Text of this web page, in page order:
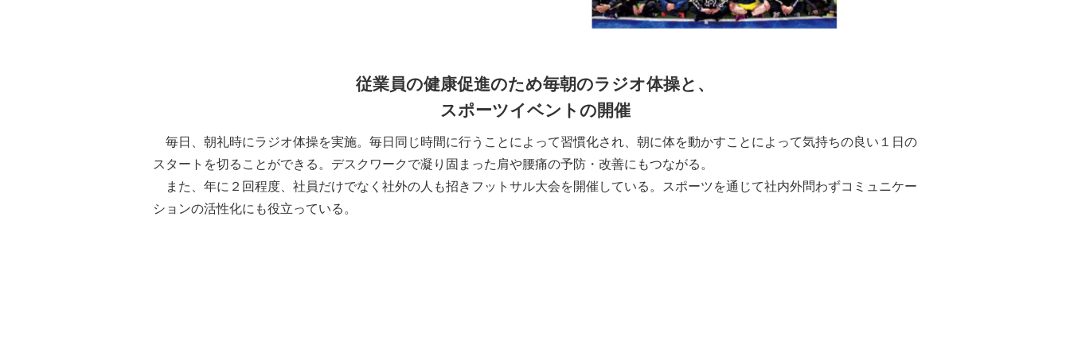
従業員の健康促進のため毎朝のラジオ体操と、
スポーツイベントの開催
毎日、朝礼時にラジオ体操を実施。毎日同じ時間に行うことによって習慣化され、朝に体を動かすことによって気持ちの良い１日の
スタートを切ることができる。デスクワークで凝り固まった肩や腰痛の予防・改善にもつながる。
また、年に２回程度、社員だけでなく社外の人も招きフットサル大会を開催している。スポーツを通じて社内外問わずコミュニケー
ションの活性化にも役立っている。